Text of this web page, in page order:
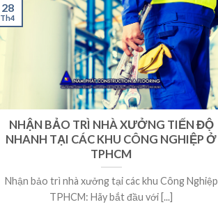
NHẬN BẢO TRÌ NHÀ XƯỞNG TIẾN ĐỘ
NHANH TẠI CÁC KHU CÔNG NGHIỆP Ở
TPHCM
Nhận bảo trì nhà xưởng tại các khu Công Nghiệp
TPHCM: Hãy bắt đầu với [...]
28
Th4